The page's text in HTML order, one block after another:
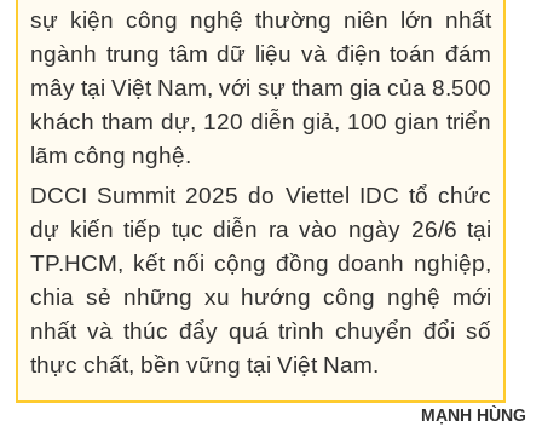
sự kiện công nghệ thường niên lớn nhất
ngành trung tâm dữ liệu và điện toán đám
mây tại Việt Nam, với sự tham gia của 8.500
khách tham dự, 120 diễn giả, 100 gian triển
lãm công nghệ.
DCCI Summit 2025 do Viettel IDC tổ chức
dự kiến tiếp tục diễn ra vào ngày 26/6 tại
TP.HCM, kết nối cộng đồng doanh nghiệp,
chia sẻ những xu hướng công nghệ mới
nhất và thúc đẩy quá trình chuyển đổi số
thực chất, bền vững tại Việt Nam.
MẠNH HÙNG